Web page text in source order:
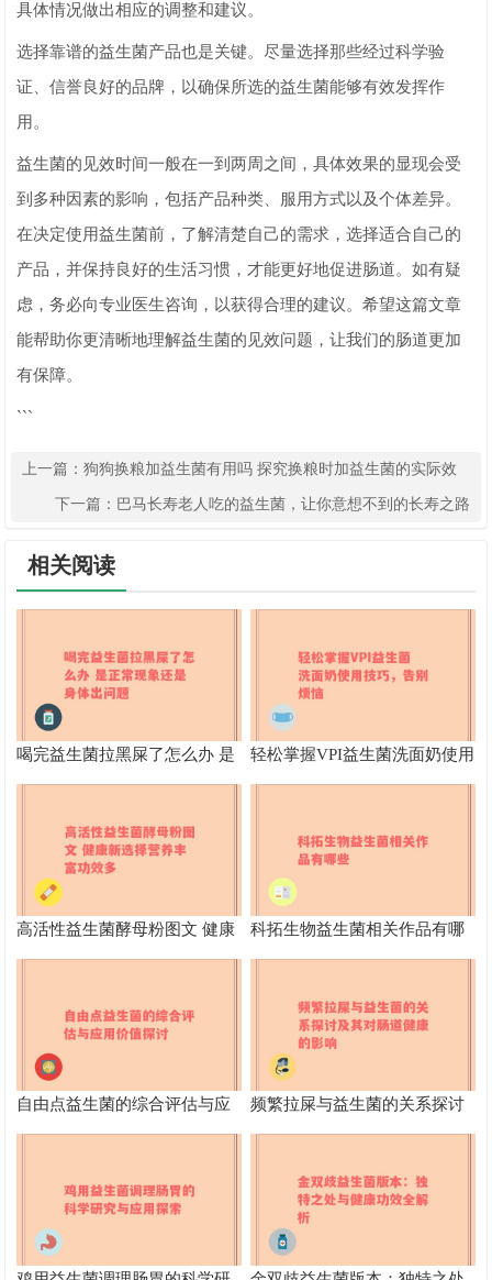
具体情况做出相应的调整和建议。
选择靠谱的益生菌产品也是关键。尽量选择那些经过科学验
证、信誉良好的品牌，以确保所选的益生菌能够有效发挥作
用。
益生菌的见效时间一般在一到两周之间，具体效果的显现会受
到多种因素的影响，包括产品种类、服用方式以及个体差异。
在决定使用益生菌前，了解清楚自己的需求，选择适合自己的
产品，并保持良好的生活习惯，才能更好地促进肠道。如有疑
虑，务必向专业医生咨询，以获得合理的建议。希望这篇文章
能帮助你更清晰地理解益生菌的见效问题，让我们的肠道更加
有保障。
```
上一篇：狗狗换粮加益生菌有用吗 探究换粮时加益生菌的实际效
下一篇： 巴马长寿老人吃的益生菌，让你意想不到的长寿之路
相关阅读
喝完益生菌拉黑屎了怎么办 是
正常现象还是身体出问题
轻松掌握VPI益生菌洗面奶使用
技巧，告别烦恼
高活性益生菌酵母粉图文 健康
新选择营养丰富功效多
科拓生物益生菌相关作品有哪
些
自由点益生菌的综合评估与应
用价值探讨
频繁拉屎与益生菌的关系探讨
及其对肠道健康的影响